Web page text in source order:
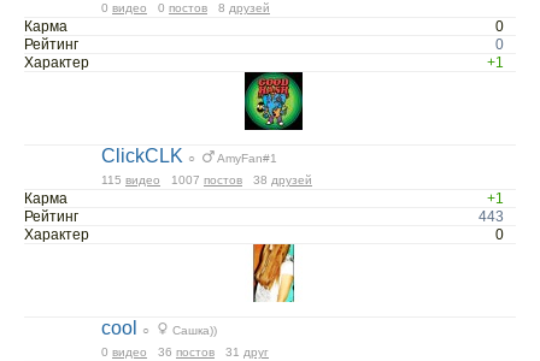
0 видео 0 постов 8 друзей
Карма
0
Рейтинг
0
Характер
+1
ClickCLK ○
AmyFan#1
115 видео 1007 постов 38 друзей
Карма
+1
Рейтинг
443
Характер
0
cool ○
Сашка))
0 видео 36 постов 31 друг